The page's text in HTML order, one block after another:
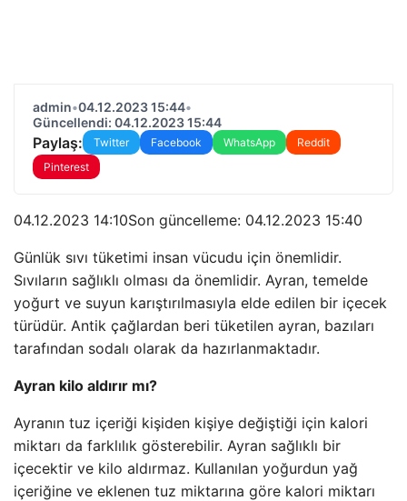
admin•04.12.2023 15:44•
Güncellendi: 04.12.2023 15:44
Paylaş: Twitter Facebook WhatsApp
Reddit
Pinterest
04.12.2023 14:10Son güncelleme: 04.12.2023 15:40
Günlük sıvı tüketimi insan vücudu için önemlidir.
Sıvıların sağlıklı olması da önemlidir. Ayran, temelde
yoğurt ve suyun karıştırılmasıyla elde edilen bir içecek
türüdür. Antik çağlardan beri tüketilen ayran, bazıları
tarafından sodalı olarak da hazırlanmaktadır.
Ayran kilo aldırır mı?
Ayranın tuz içeriği kişiden kişiye değiştiği için kalori
miktarı da farklılık gösterebilir. Ayran sağlıklı bir
içecektir ve kilo aldırmaz. Kullanılan yoğurdun yağ
içeriğine ve eklenen tuz miktarına göre kalori miktarı